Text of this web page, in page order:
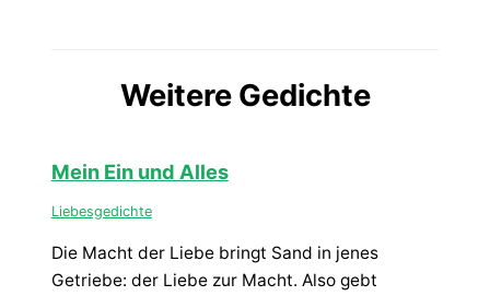
Weitere Gedichte
Mein Ein und Alles
Liebesgedichte
Die Macht der Liebe bringt Sand in jenes
Getriebe: der Liebe zur Macht. Also gebt